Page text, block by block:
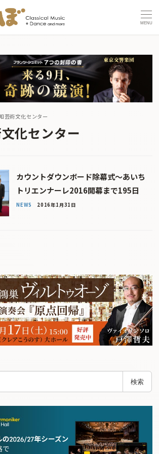
MENU
芸術文化センター
化センター
カウントダウンボード除幕式〜あいち
トリエンナーレ2016開幕まで195日
NEWS 2016年1月31日
検索